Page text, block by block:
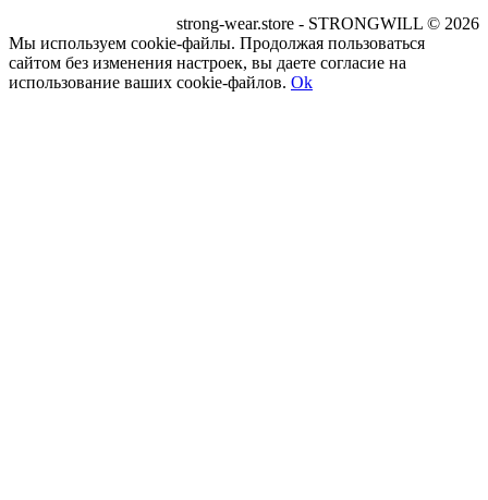
strong-wear.store - STRONGWILL © 2026
Мы используем cookie-файлы. Продолжая пользоваться
сайтом без изменения настроек, вы даете согласие на
использование ваших cookie-файлов. Ok